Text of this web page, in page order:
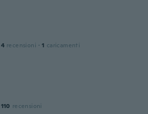
4 recensioni · 1 caricamenti
110 recensioni